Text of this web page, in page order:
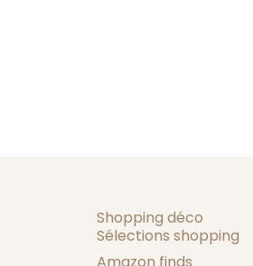
Shopping déco
Sélections shopping